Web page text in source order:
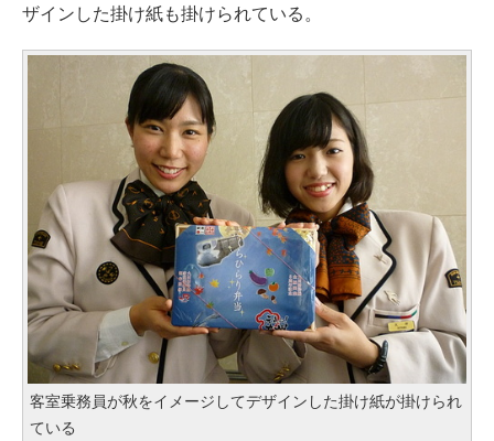
ザインした掛け紙も掛けられている。
客室乗務員が秋をイメージしてデザインした掛け紙が掛けられ
ている